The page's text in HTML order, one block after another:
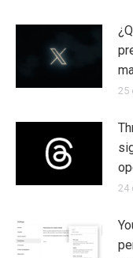
25
24